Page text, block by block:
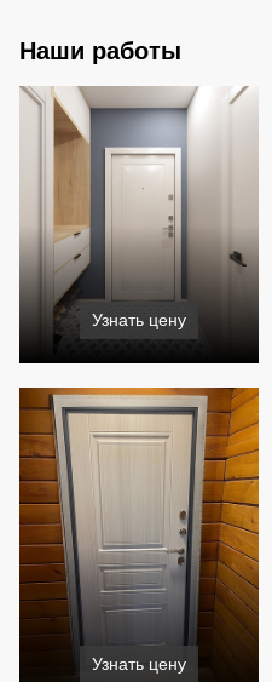
Наши работы
Узнать цену
Узнать цену